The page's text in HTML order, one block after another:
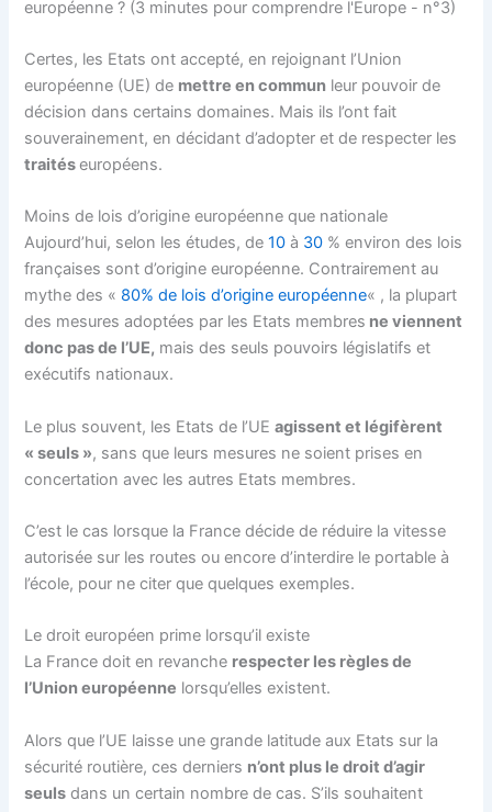
Certes, les Etats ont accepté, en rejoignant l’Union
européenne (UE) de mettre en commun leur pouvoir de
décision dans certains domaines. Mais ils l’ont fait
souverainement, en décidant d’adopter et de respecter les
traitéseuropéens.
Moins de lois d’origine européenne que nationale
Aujourd’hui, selon les études, de10 à 30 % environ des lois
françaises sont d’origine européenne. Contrairement au
mythe des « 80% de lois d’origine européenne« , la plupart
des mesures adoptées par les Etats membres ne viennent
donc pas de l’UE, mais des seuls pouvoirs législatifs et
exécutifs nationaux.
Le plus souvent, les Etats de l’UEagissent et légifèrent
« seuls », sans que leurs mesures ne soient prises en
concertation avec les autres Etats membres.
C’est le cas lorsque la France décide de réduire la vitesse
autorisée sur les routes ou encore d’interdire le portable à
l’école, pour ne citer que quelques exemples.
Le droit européen prime lorsqu’il existe
La France doit en revanche respecter les règles de
l’Union européenne lorsqu’elles existent.
Alors que l’UE laisse une grande latitude aux Etats sur la
sécurité routière, ces derniers n’ont plus le droit d’agir
seuls dans un certain nombre de cas. S’ils souhaitent